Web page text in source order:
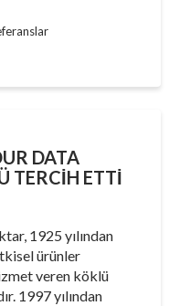
DATA
TERCIH ETTI
1925 yılından
ürünler
veren köklü
1997 yılından